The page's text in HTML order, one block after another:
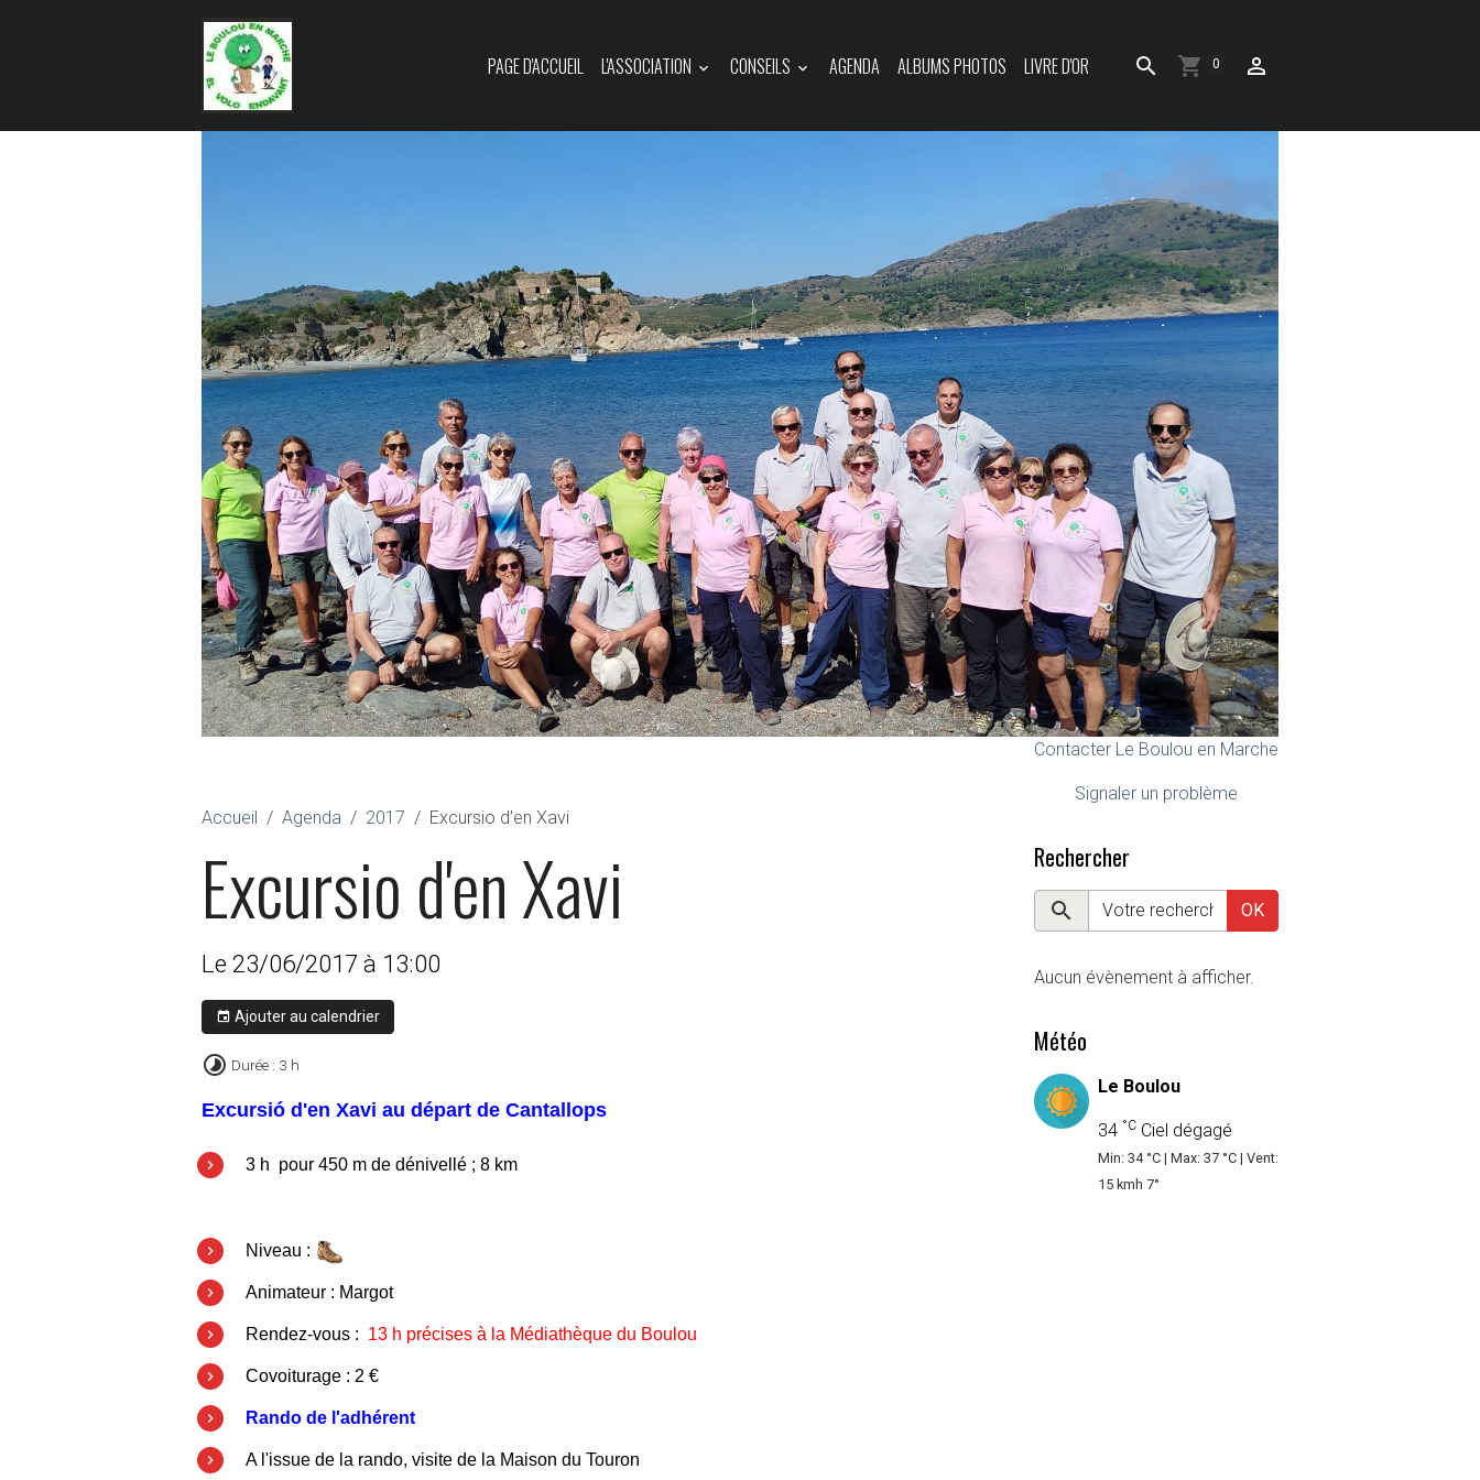
PAGE D'ACCUEIL L'ASSOCIATION CONSEILS AGENDA ALBUMS PHOTOS LIVRE D'OR 0
Accueil Agenda 2017 Excursio d'en Xavi
Excursio d'en Xavi
Le 23/06/2017 à 13:00
Ajouter au calendrier
Durée : 3 h
Excursió d'en Xavi au départ de Cantallops
3 h pour 450 m de dénivellé ; 8 km
Niveau :
Animateur : Margot
Rendez-vous : 13 h précises à la Médiathèque du Boulou
Covoiturage : 2 €
Rando de l'adhérent
A l'issue de la rando, visite de la Maison du Touron
Contacter Le Boulou en Marche
Signaler un problème
Rechercher
OK
Aucun évènement à afficher.
Météo
Le Boulou
34 °C Ciel dégagé
Min: 34 °C | Max: 37 °C | Vent:
15 kmh 7°